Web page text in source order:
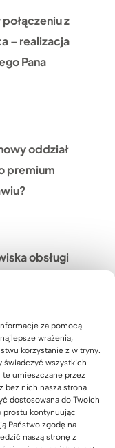
za pomocą
wrażenia,
korzystanie z witryny.
świadczyć wszystkich
te umieszczane przez
bez nich nasza strona
dostosowana do Twoich
prostu kontynuując
Państwo zgodę na
naszą stronę z
z
– realizacja
Pana
oddział
premium
obsługi
Rafała z
Gliwic